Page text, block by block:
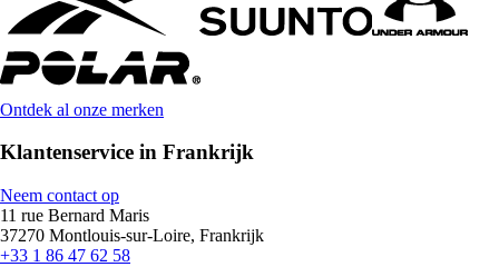
Ontdek al onze merken
Klantenservice in Frankrijk
Neem contact op
11 rue Bernard Maris
37270 Montlouis-sur-Loire, Frankrijk
+33 1 86 47 62 58